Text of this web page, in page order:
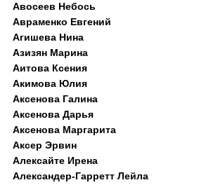
Авосеев Небось
Авраменко Евгений
Агишева Нина
Азизян Марина
Аитова Ксения
Акимова Юлия
Аксенова Галина
Аксенова Дарья
Аксенова Маргарита
Аксер Эрвин
Алексайте Ирена
Александер-Гарретт Лейла